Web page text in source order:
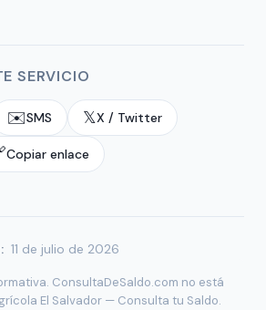
SERVICIO
✉️SMS 𝕏X / Twitter
Copiar enlace
11 de julio de 2026
ConsultaDeSaldo.com no está
El Salvador — Consulta tu Saldo.